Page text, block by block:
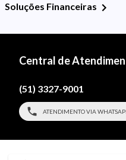
Soluções Financeiras
Central de
(51) 3327-9001
ATENDIMENTO VIA